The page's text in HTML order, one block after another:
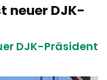
neuer DJK-
DJK-Präsident